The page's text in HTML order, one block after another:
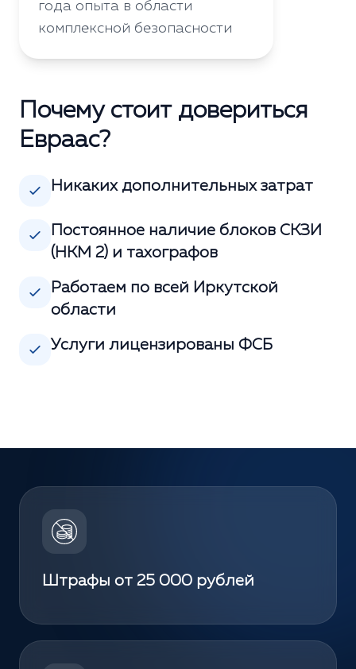
года опыта в области
комплексной безопасности
Почему стоит довериться
Евраас?
Никаких дополнительных затрат
Постоянное наличие блоков СКЗИ
(НКМ 2) и тахографов
Работаем по всей Иркутской
области
Услуги лицензированы ФСБ
Штрафы от 25 000 рублей